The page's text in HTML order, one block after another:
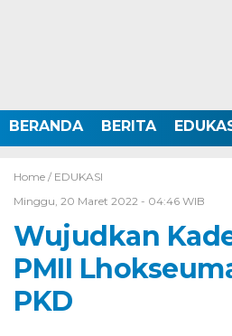
BERANDA BERITA
Home / EDUKASI
Minggu, 20 Maret 2022 - 04:46 WIB
Wujudkan
PMII
PKD